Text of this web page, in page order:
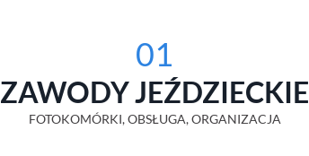
01
ZAWODY JEŹDZIECKIE
FOTOKOMÓRKI, OBSŁUGA, ORGANIZACJA